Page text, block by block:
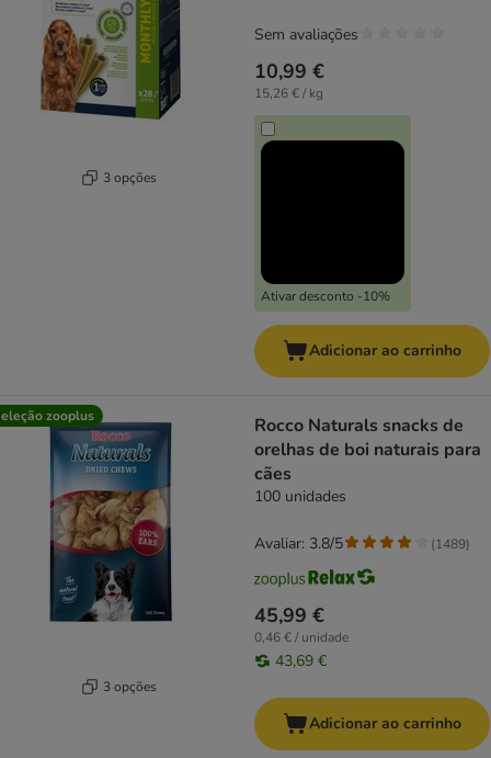
3 opções
10,99 €
15,26 € / kg
Ativar desconto -10%
Sem avaliações
Adicionar ao carrinho
zooplus
3 opções
Rocco Naturals snacks de
orelhas de boi naturais para
cães
100 unidades
45,99 €
0,46 € / unidade
43,69 €
Avaliar: 3.8/5 (1489)
Adicionar ao carrinho